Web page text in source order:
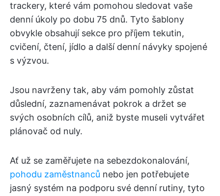
trackery, které vám pomohou sledovat vaše
denní úkoly po dobu 75 dnů. Tyto šablony
obvykle obsahují sekce pro příjem tekutin,
cvičení, čtení, jídlo a další denní návyky spojené
s výzvou.
Jsou navrženy tak, aby vám pomohly zůstat
důslední, zaznamenávat pokrok a držet se
svých osobních cílů, aniž byste museli vytvářet
plánovač od nuly.
Ať už se zaměřujete na sebezdokonalování,
pohodu zaměstnanců nebo jen potřebujete
jasný systém na podporu své denní rutiny, tyto